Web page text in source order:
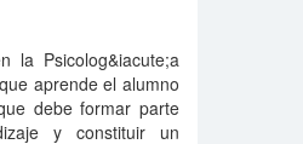
la Psicolog&iacute;a
aprende el alumno
debe formar parte
y constituir un